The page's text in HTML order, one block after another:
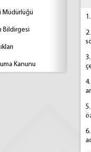
Kent
Balçova Kent
Müdürlüğü
Bildirgesi
Kanunu